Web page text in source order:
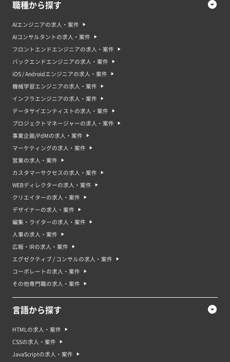
職種から探す
AIエンジニアの求人・案件
AIコンサルタントの求人・案件
フロントエンドエンジニアの求人・案件
バックエンドエンジニアの求人・案件
iOS / Androidエンジニアの求人・案件
機械学習エンジニアの求人・案件
インフラエンジニアの求人・案件
データサイエンティストの求人・案件
プロジェクトマネージャーの求人・案件
事業企画/PdMの求人・案件
マーケティングの求人・案件
営業の求人・案件
カスタマーサクセスの求人・案件
WEBディレクターの求人・案件
クリエイターの求人・案件
デザイナーの求人・案件
編集・ライターの求人・案件
人事の求人・案件
広報・IRの求人・案件
エグゼクティブ / コンサルの求人・案件
コーポレートの求人・案件
その他専門職の求人・案件
言語から探す
HTMLの求人・案件
CSSの求人・案件
JavaScriptの求人・案件